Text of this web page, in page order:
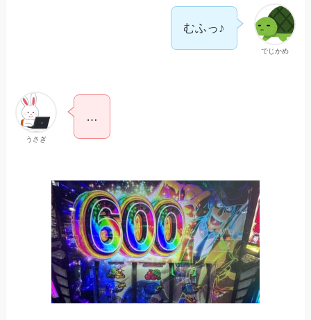
でじかめ
むふっ♪
うさぎ
…